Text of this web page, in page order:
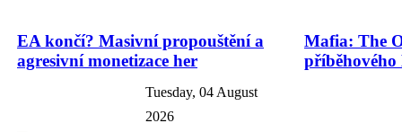
EA končí? Masivní propouštění a
agresivní monetizace her
Tuesday, 04 August
2026
Mafia: The